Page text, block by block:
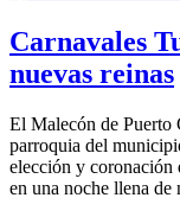
Carnavales
nuevas reinas
El Malecón de Puerto
parroquia del
elección y coronación
en una noche llena